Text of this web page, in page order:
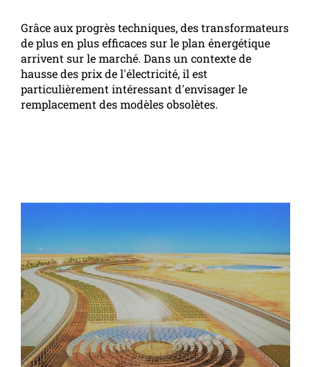
Grâce aux progrès techniques, des transformateurs
de plus en plus efficaces sur le plan énergétique
arrivent sur le marché. Dans un contexte de
hausse des prix de l'électricité, il est
particulièrement intéressant d'envisager le
remplacement des modèles obsolètes.